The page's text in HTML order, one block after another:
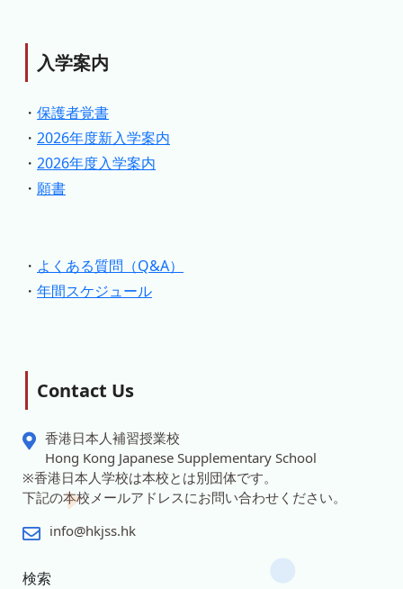
入学案内
・ 保護者覚書
・ 2026年度新入学案内
・ 2026年度入学案内
・ 願書
・ よくある質問（Q&A）
・ 年間スケジュール
Contact Us
香港日本人補習授業校
Hong Kong Japanese Supplementary School
※香港日本人学校は本校とは別団体です。
下記の本校メールアドレスにお問い合わせください。
info@hkjss.hk
検索